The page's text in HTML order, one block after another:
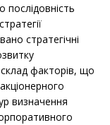
стратегічні
факторів, що
визначення